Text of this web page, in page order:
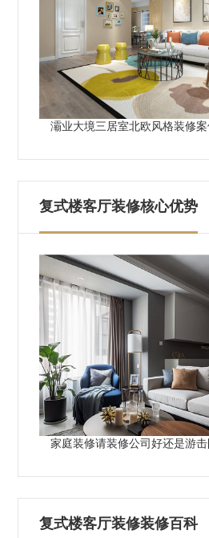
灞业大境三居室北欧风格装修案
复式楼客厅装修核心优势
家庭装修请装修公司好还是游击
复式楼客厅装修装修百科